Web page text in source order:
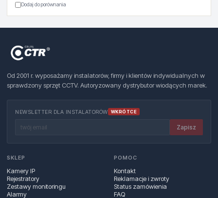
Dodaj do porównania
Od 2001 r. wyposażamy instalatorów, firmy i klientów indywidualnych w
sprawdzony sprzęt CCTV. Autoryzowany dystrybutor wiodących marek.
NEWSLETTER DLA INSTALATORÓW WKRÓTCE
Zapisz
SKLEP
Kamery IP
Rejestratory
Zestawy monitoringu
Alarmy
POMOC
Kontakt
Reklamacje i zwroty
Status zamówienia
FAQ